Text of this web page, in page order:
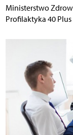
Ministerstwo
Profilaktyka 40